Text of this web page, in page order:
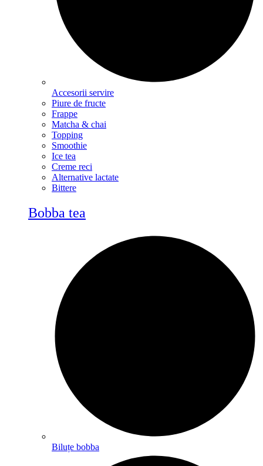
Accesorii servire
Piure de fructe
Frappe
Matcha & chai
Topping
Smoothie
Ice tea
Creme reci
Alternative lactate
Bittere
Bobba tea
Biluțe bobba